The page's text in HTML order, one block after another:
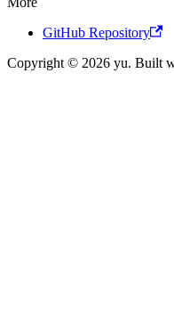
GitHub Repository
Copyright © 2026 yu. Built